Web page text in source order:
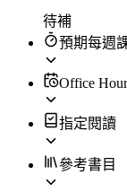
待補
預期每週
Office Hour
指定閱讀
參考書目